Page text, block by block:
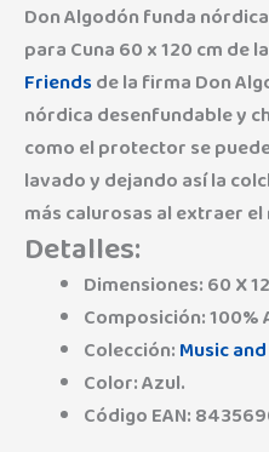
Don Algodón funda
para Cuna 60 x 120 cm de
Friendsde la firma Don
nórdica desenfundable y
como el protector se
lavado y dejando así la
más calurosas al extraer
Detalles:
Dimensiones: 60 X
Composición: 100%
Colección:Music
Color: Azul.
Código EAN: